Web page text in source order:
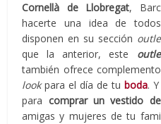
Cornellà de Llobregat,
hacerte una idea de
disponen en su sección
que la anterior, este
también ofrece
lookpara el día de tu boda.
para comprar un vestido
amigas y mujeres de tu